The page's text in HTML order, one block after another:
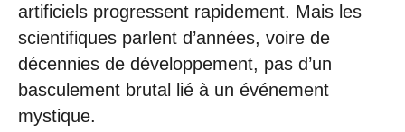
artificiels progressent rapidement. Mais les
scientifiques parlent d’années, voire de
décennies de développement, pas d’un
basculement brutal lié à un événement
mystique.